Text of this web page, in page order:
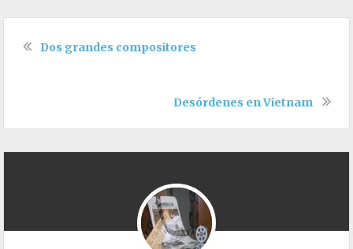
Dos grandes compositores
Desórdenes en Vietnam